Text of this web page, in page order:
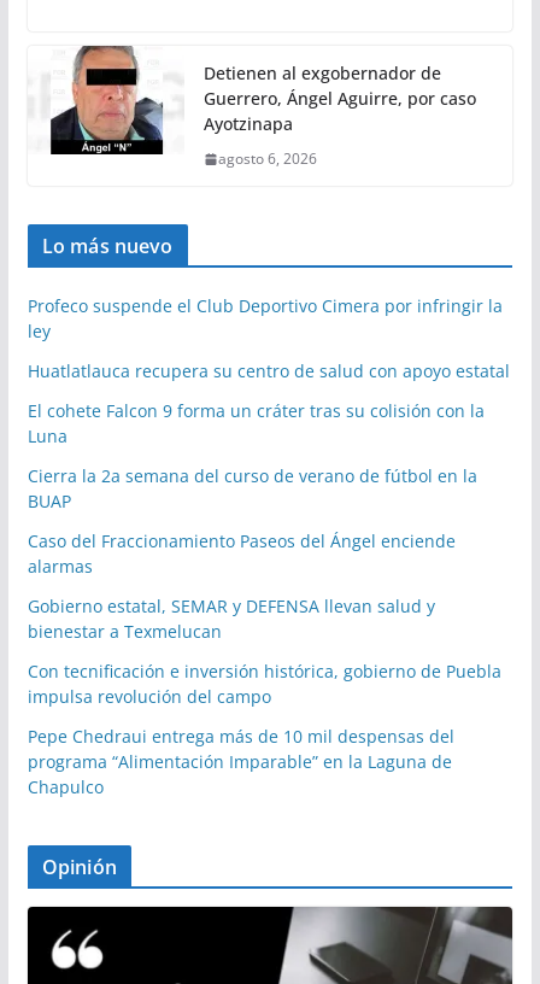
Detienen al exgobernador de
Guerrero, Ángel Aguirre, por caso
Ayotzinapa
agosto 6, 2026
Lo más nuevo
Profeco suspende el Club Deportivo Cimera por infringir la
ley
Huatlatlauca recupera su centro de salud con apoyo estatal
El cohete Falcon 9 forma un cráter tras su colisión con la
Luna
Cierra la 2a semana del curso de verano de fútbol en la
BUAP
Caso del Fraccionamiento Paseos del Ángel enciende
alarmas
Gobierno estatal, SEMAR y DEFENSA llevan salud y
bienestar a Texmelucan
Con tecnificación e inversión histórica, gobierno de Puebla
impulsa revolución del campo
Pepe Chedraui entrega más de 10 mil despensas del
programa “Alimentación Imparable” en la Laguna de
Chapulco
Opinión